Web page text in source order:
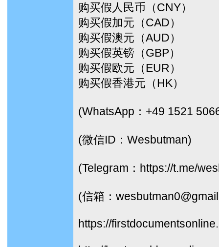
购买假人民币（CNY）
购买假加元（CAD）
购买假澳元（AUD）
购买假英镑（GBP）
购买假欧元（EUR）
购买假香港元（HK）
(WhatsApp：+49 1521
(微信ID：Wesbutman)
(Telegram：https://t.me/
(信箱：
https://